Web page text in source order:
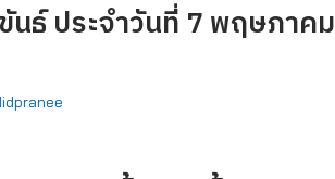
ธ์ ประจำวันที่ 7 พฤษภาคม